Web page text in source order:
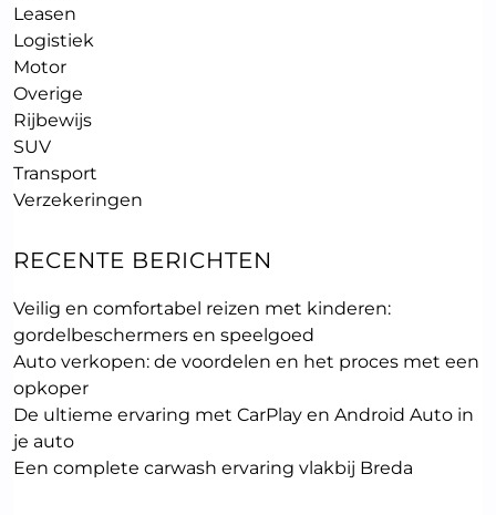
Leasen
Logistiek
Motor
Overige
Rijbewijs
SUV
Transport
Verzekeringen
RECENTE BERICHTEN
Veilig en comfortabel reizen met kinderen:
gordelbeschermers en speelgoed
Auto verkopen: de voordelen en het proces met een
opkoper
De ultieme ervaring met CarPlay en Android Auto in
je auto
Een complete carwash ervaring vlakbij Breda